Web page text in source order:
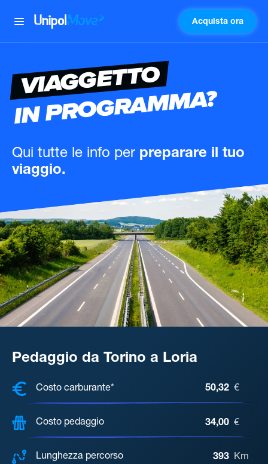
UnipolMove Acquista ora
VIAGGETTO
IN PROGRAMMA?
Qui tutte le info per preparare il tuo
viaggio.
Pedaggio da Torino a Loria
COSTI, DISTANZA, TEMPO DI
Costo carburante* 50,32 €
Costo pedaggio 34,00 €
Lunghezza percorso 393 Km